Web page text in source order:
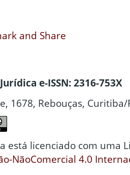
e-ISSN: 2316-753X
1678, Rebouças, Curitiba/
está licenciado com uma
NãoComercial 4.0